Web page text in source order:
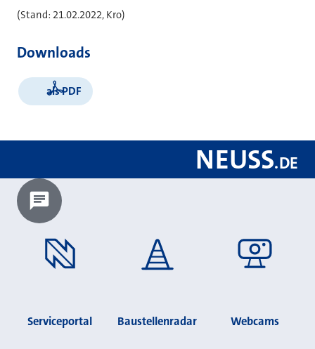
(Stand: 21.02.2022, Kro)
Downloads
als PDF
NEUSS.DE
Chatbot laden?
Serviceportal Baustellenradar Webcams